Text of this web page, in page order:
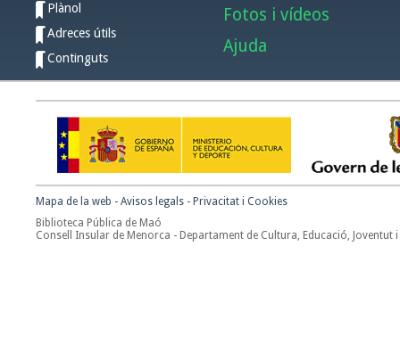
Plànol
Adreces útils
Continguts
Fotos i vídeos
Ajuda
Mapa de la web - Avisos legals - Privacitat i Cookies
Biblioteca Pública de Maó
Consell Insular de Menorca - Departament de Cultura, Educació, Joventut